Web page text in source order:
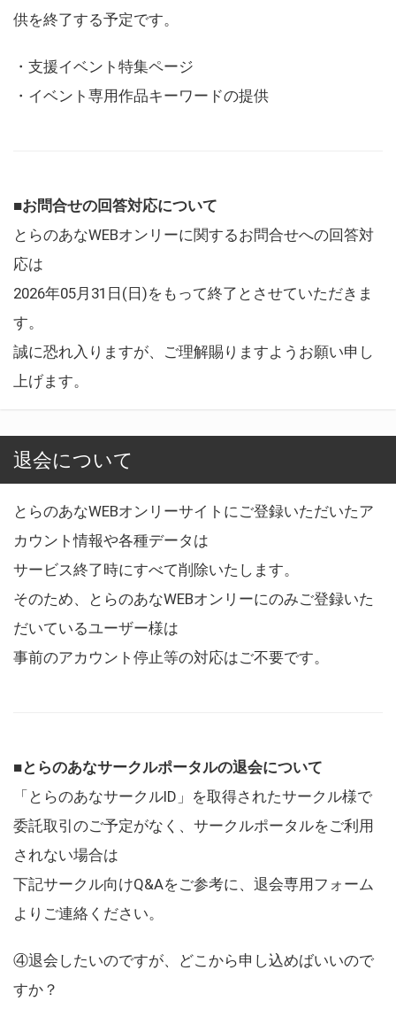
供を終了する予定です。
・支援イベント特集ページ
・イベント専用作品キーワードの提供
■お問合せの回答対応について
とらのあなWEBオンリーに関するお問合せへの回答対
応は
2026年05月31日(日)をもって終了とさせていただきま
す。
誠に恐れ入りますが、ご理解賜りますようお願い申し
上げます。
退会について
とらのあなWEBオンリーサイトにご登録いただいたア
カウント情報や各種データは
サービス終了時にすべて削除いたします。
そのため、とらのあなWEBオンリーにのみご登録いた
だいているユーザー様は
事前のアカウント停止等の対応はご不要です。
■とらのあなサークルポータルの退会について
「とらのあなサークルID」を取得されたサークル様で
委託取引のご予定がなく、サークルポータルをご利用
されない場合は
下記サークル向けQ&Aをご参考に、退会専用フォーム
よりご連絡ください。
④退会したいのですが、どこから申し込めばいいので
すか？